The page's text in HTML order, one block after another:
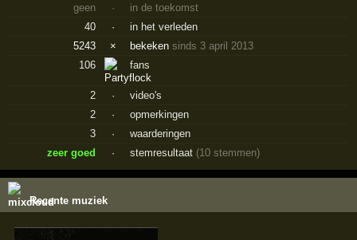
geen
·
in de toekomst
40
·
in het verleden
5243
× bekekensinds 3 april 2013
106
fans
2 ·
video's
2
·
opmerkingen
3
·
waarderingen
zeer goed
· stemresultaat (10 stemmen)
Recente muziek